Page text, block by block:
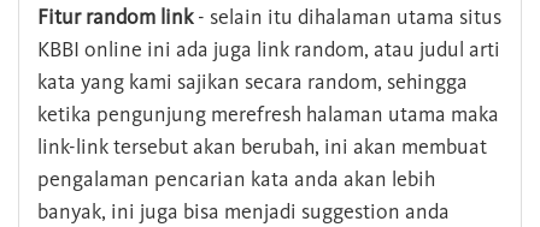
Fitur random link- selain itu dihalaman utama situs
KBBI online ini ada juga link random, atau judul arti
kata yang kami sajikan secara random, sehingga
ketika pengunjung merefresh halaman utama maka
link-link tersebut akan berubah, ini akan membuat
pengalaman pencarian kata anda akan lebih
banyak, ini juga bisa menjadi suggestion anda